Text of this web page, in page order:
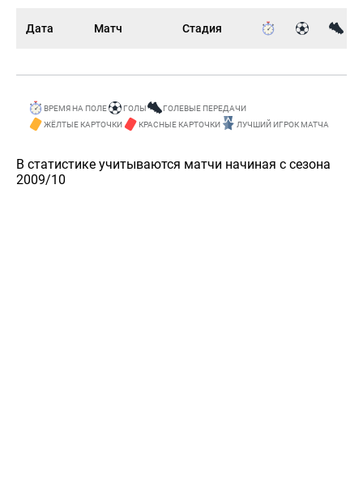
Дата Матч Стадия
ВРЕМЯ НА ПОЛЕ ГОЛЫ
ГОЛЕВЫЕ ПЕРЕДАЧИ
ЖЁЛТЫЕ КАРТОЧКИ
КРАСНЫЕ КАРТОЧКИ ЛУЧШИЙ ИГРОК МАТЧА
В статистике учитываются матчи начиная с сезона
2009/10